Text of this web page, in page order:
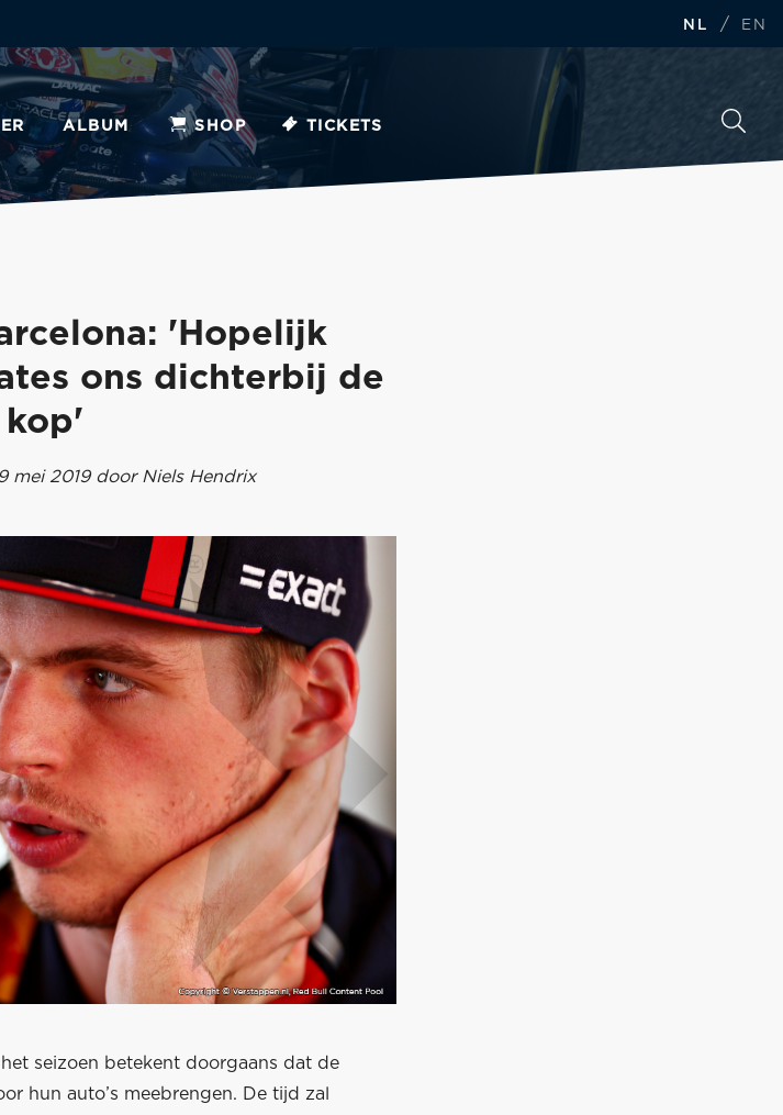
NL / EN
ALBUM SHOP TICKETS
'Hopelijk
ons dichterbij de
kop'
mei 2019 door Niels Hendrix
seizoen betekent doorgaans dat de
hun auto’s meebrengen. De tijd zal